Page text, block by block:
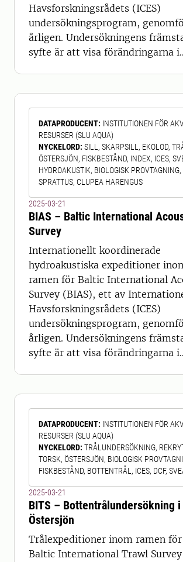
Havsforskningsrådets (ICES)
undersökningsprogram,
årligen. Undersökningens
syfte är att visa förändringarna i
skarpsill). Expeditionerna
maj. Undersökningen är ett
internationellt samarbete
Östersjöländer. Sedan 2019
de svenska expeditionerna med
DATAPRODUCENT: INSTITUTIONEN FÖR
RESURSER (SLU AQUA)
NYCKELORD: SILL, SKARPSILL, EKOLOD,
ÖSTERSJÖN, FISKBESTÅND, INDEX, ICES,
HYDROAKUSTIK, BIOLOGISK
SPRATTUS, CLUPEA HARENGUS
2025-03-21
BIAS – Baltic International
Survey
Internationellt koordinerade
hydroakustiska expeditioner
ramen för Baltic International
Survey (BIAS), ett av
Havsforskningsrådets (ICES)
undersökningsprogram,
årligen. Undersökningens
syfte är att visa förändringarna i
och skarpsill). Expeditionerna
genomförs i oktober.
är ett internationellt samarbete
mellan flera Östersjöländer. Sedan
2019 genomförs de
DATAPRODUCENT: INSTITUTIONEN FÖR
RESURSER (SLU AQUA)
NYCKELORD: TRÅLUNDERSÖKNING,
TORSK, ÖSTERSJÖN, BIOLOGISK
FISKBESTÅND, BOTTENTRÅL, ICES, DCF,
2025-03-21
BITS – Bottentrålundersökning i
Östersjön
Trålexpeditioner inom ramen för
Baltic International Trawl Survey